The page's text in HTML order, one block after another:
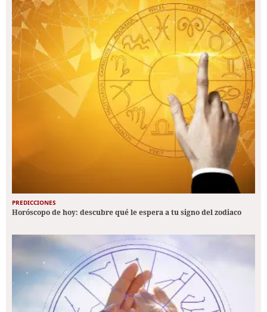
PREDICCIONES
Horóscopo de hoy: descubre qué le espera a tu signo del zodiaco